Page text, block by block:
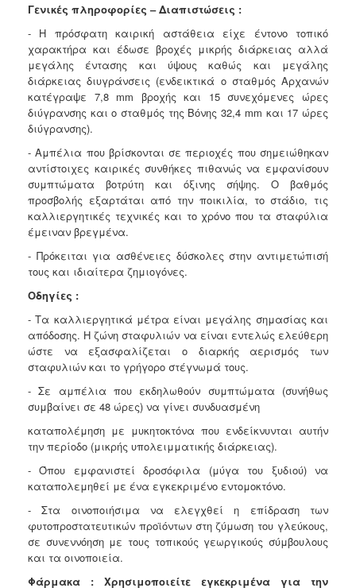
Κοιμητήρια
Κέντρο
Οικογένειας
ΠΟΛΙΤΙΣΜΟΣ
ΑΝΘΕΚΤΙΚΗ
ΠΟΛΗ
Γενικές πληροφορίες – Διαπιστώσεις :
- Η πρόσφατη καιρική αστάθεια είχε έντονο τοπικό
χαρακτήρα και έδωσε βροχές μικρής διάρκειας αλλά
μεγάλης έντασης και ύψους καθώς και μεγάλης
διάρκειας διυγράνσεις (ενδεικτικά ο σταθμός Αρχανών
κατέγραψε 7,8 mm βροχής και 15 συνεχόμενες ώρες
διύγρανσης και ο σταθμός της Βόνης 32,4 mm και 17 ώρες
διύγρανσης).
- Αμπέλια που βρίσκονται σε περιοχές που σημειώθηκαν
αντίστοιχες καιρικές συνθήκες πιθανώς να εμφανίσουν
συμπτώματα βοτρύτη και όξινης σήψης. Ο βαθμός
προσβολής εξαρτάται από την ποικιλία, το στάδιο, τις
καλλιεργητικές τεχνικές και το χρόνο που τα σταφύλια
έμειναν βρεγμένα.
- Πρόκειται για ασθένειες δύσκολες στην αντιμετώπισή
τους και ιδιαίτερα ζημιογόνες.
Οδηγίες :
- Τα καλλιεργητικά μέτρα είναι μεγάλης σημασίας και
απόδοσης. Η ζώνη σταφυλιών να είναι εντελώς ελεύθερη
ώστε να εξασφαλίζεται ο διαρκής αερισμός των
σταφυλιών και το γρήγορο στέγνωμά τους.
- Σε αμπέλια που εκδηλωθούν συμπτώματα (συνήθως
συμβαίνει σε 48 ώρες) να γίνει συνδυασμένη
καταπολέμηση με μυκητοκτόνα που ενδείκνυνται αυτήν
την περίοδο (μικρής υπολειμματικής διάρκειας).
- Όπου εμφανιστεί δροσόφιλα (μύγα του ξυδιού) να
καταπολεμηθεί με ένα εγκεκριμένο εντομοκτόνο.
- Στα οινοποιήσιμα να ελεγχθεί η επίδραση των
φυτοπροστατευτικών προϊόντων στη ζύμωση του γλεύκους,
σε συνεννόηση με τους τοπικούς γεωργικούς σύμβουλους
και τα οινοποιεία.
Φάρμακα : Χρησιμοποιείτε εγκεκριμένα για την